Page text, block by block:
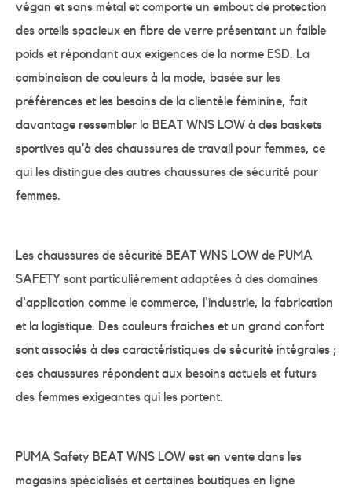
végan et sans métal et comporte un embout de protection
des orteils spacieux en fibre de verre présentant un faible
poids et répondant aux exigences de la norme ESD. La
combinaison de couleurs à la mode, basée sur les
préférences et les besoins de la clientèle féminine, fait
davantage ressembler la BEAT WNS LOW à des baskets
sportives qu’à des chaussures de travail pour femmes, ce
qui les distingue des autres chaussures de sécurité pour
femmes.
Les chaussures de sécurité BEAT WNS LOW de PUMA
SAFETY sont particulièrement adaptées à des domaines
d'application comme le commerce, l'industrie, la fabrication
et la logistique. Des couleurs fraiches et un grand confort
sont associés à des caractéristiques de sécurité intégrales ;
ces chaussures répondent aux besoins actuels et futurs
des femmes exigeantes qui les portent.
PUMA Safety BEAT WNS LOW est en vente dans les
magasins spécialisés et certaines boutiques en ligne